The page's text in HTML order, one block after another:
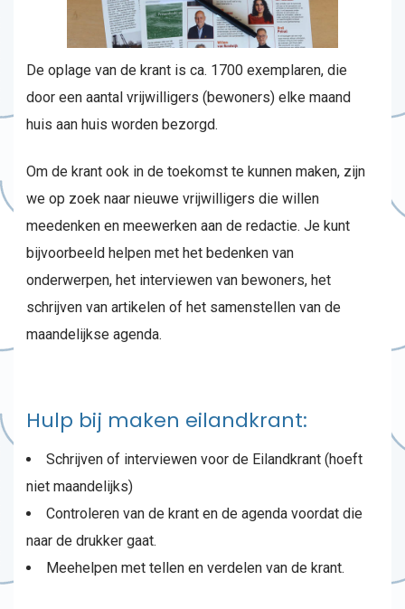
De oplage van de krant is ca. 1700 exemplaren, die
door een aantal vrijwilligers (bewoners) elke maand
huis aan huis worden bezorgd.
Om de krant ook in de toekomst te kunnen maken, zijn
we op zoek naar nieuwe vrijwilligers die willen
meedenken en meewerken aan de redactie. Je kunt
bijvoorbeeld helpen met het bedenken van
onderwerpen, het interviewen van bewoners, het
schrijven van artikelen of het samenstellen van de
maandelijkse agenda.
Hulp bij maken eilandkrant:
Schrijven of interviewen voor de Eilandkrant (hoeft
niet maandelijks)
⁠⁠Controleren van de krant en de agenda voordat die
naar de drukker gaat.
⁠⁠Meehelpen met tellen en verdelen van de krant.